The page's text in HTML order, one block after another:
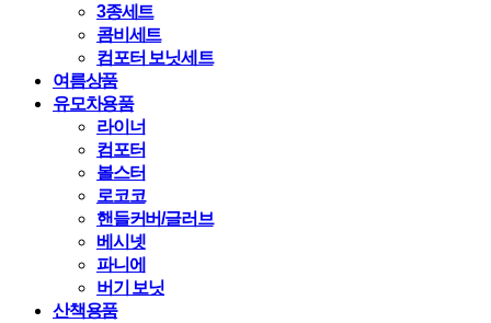
3종세트
콤비세트
컴포터 보닛세트
여름상품
유모차용품
라이너
컴포터
볼스터
로코코
핸들커버/글러브
베시넷
파니에
버기 보닛
산책용품